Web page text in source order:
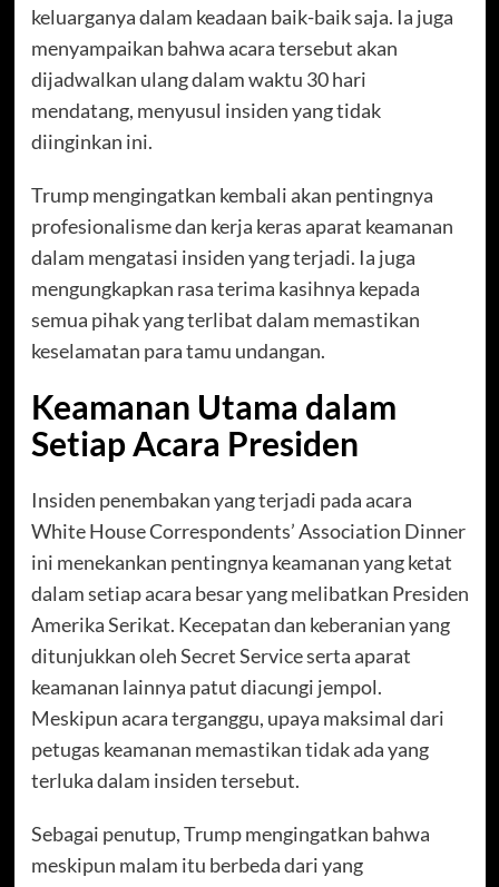
keluarganya dalam keadaan baik-baik saja. Ia juga
menyampaikan bahwa acara tersebut akan
dijadwalkan ulang dalam waktu 30 hari
mendatang, menyusul insiden yang tidak
diinginkan ini.
Trump mengingatkan kembali akan pentingnya
profesionalisme dan kerja keras aparat keamanan
dalam mengatasi insiden yang terjadi. Ia juga
mengungkapkan rasa terima kasihnya kepada
semua pihak yang terlibat dalam memastikan
keselamatan para tamu undangan.
Keamanan Utama dalam
Setiap Acara Presiden
Insiden penembakan yang terjadi pada acara
White House Correspondents’ Association Dinner
ini menekankan pentingnya keamanan yang ketat
dalam setiap acara besar yang melibatkan Presiden
Amerika Serikat. Kecepatan dan keberanian yang
ditunjukkan oleh Secret Service serta aparat
keamanan lainnya patut diacungi jempol.
Meskipun acara terganggu, upaya maksimal dari
petugas keamanan memastikan tidak ada yang
terluka dalam insiden tersebut.
Sebagai penutup, Trump mengingatkan bahwa
meskipun malam itu berbeda dari yang